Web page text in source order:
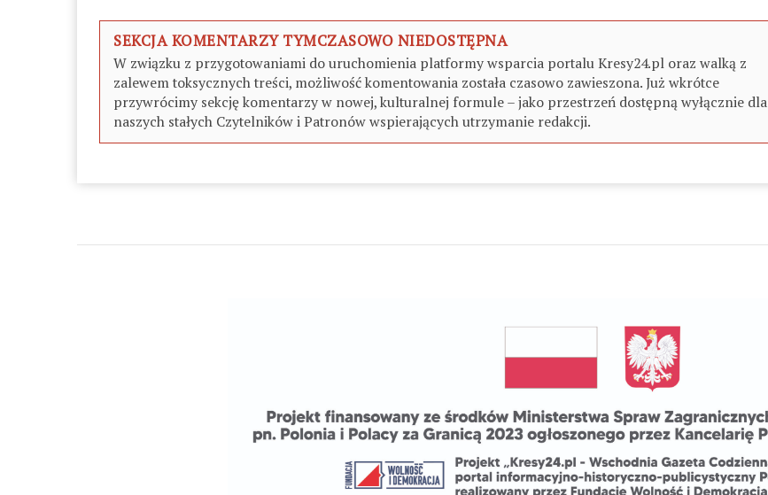
SEKCJA KOMENTARZY TYMCZASOWO NIEDOSTĘPNA
W związku z przygotowaniami do uruchomienia platformy wsparcia portalu Kresy24.pl oraz walką z
zalewem toksycznych treści, możliwość komentowania została czasowo zawieszona. Już wkrótce
przywrócimy sekcję komentarzy w nowej, kulturalnej formule – jako przestrzeń dostępną wyłącznie dla
naszych stałych Czytelników i Patronów wspierających utrzymanie redakcji.